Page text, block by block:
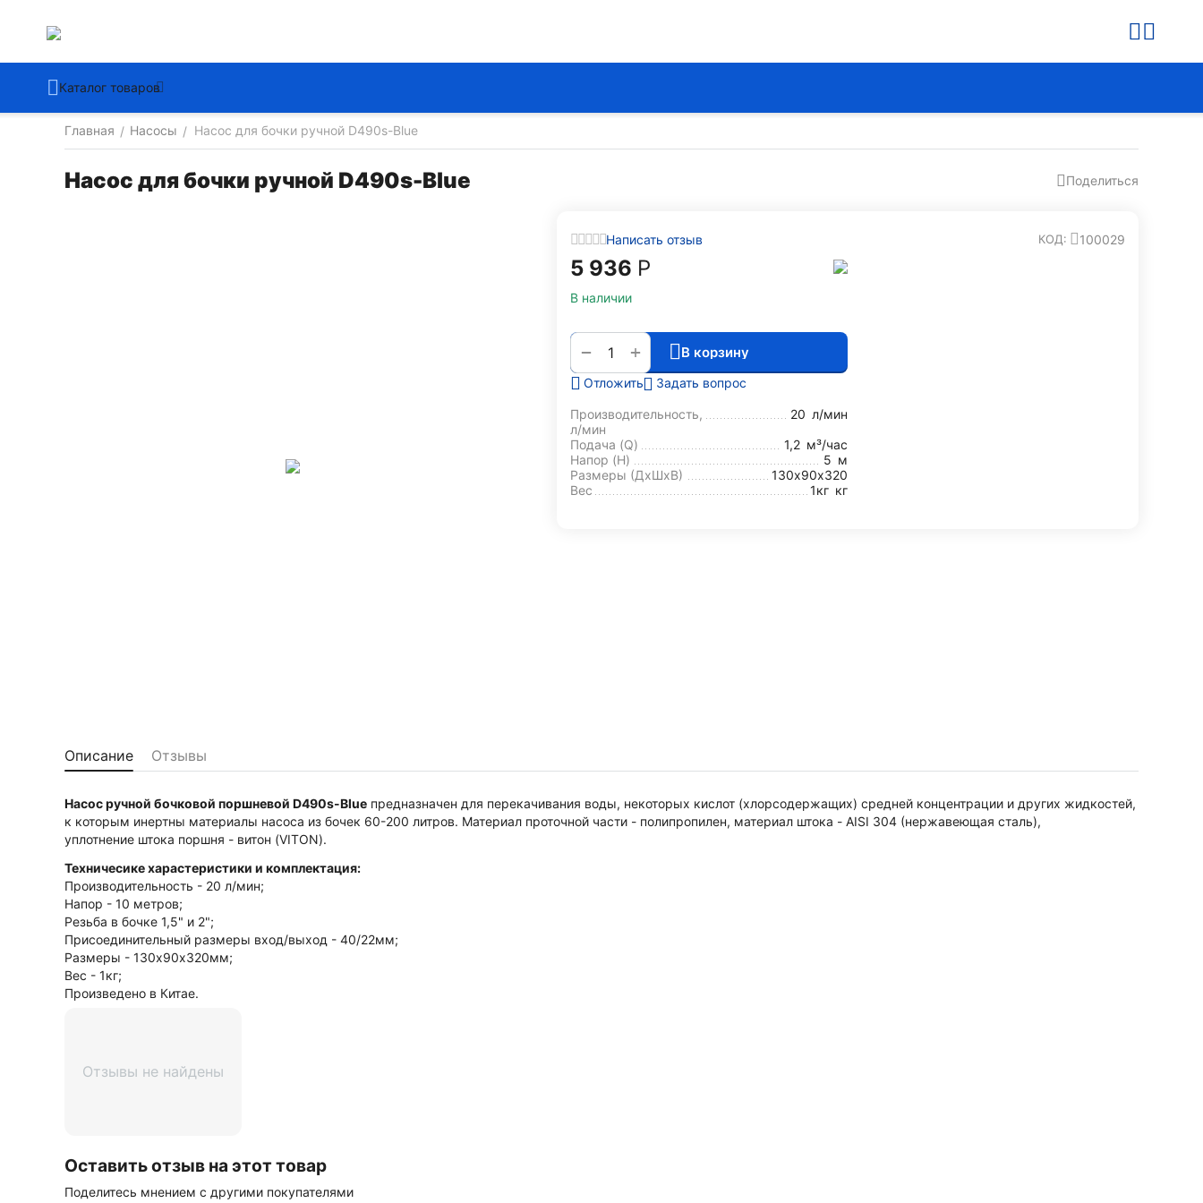
Каталог товаров
Главная / Насосы / Насос для бочки ручной D490s-Blue
Насос для бочки ручной D490s-Blue Поделиться
Написать отзыв КОД: 100029
5 936 Р
В наличии
+
− В корзину
Отложить Задать вопрос
Производительность,
л/мин
20 л/мин
Подача (Q)
1,2 м³/час
Напор (H)
5 м
Размеры (ДхШxВ)
130х90х320
Вес
1кг кг
Описание Отзывы
Насос ручной бочковой поршневой D490s-Blue предназначен для перекачивания воды, некоторых кислот (хлорсодержащих) средней концентрации и других жидкостей,
к которым инертны материалы насоса из бочек 60-200 литров. Материал проточной части - полипропилен, материал штока - AISI 304 (нержавеющая сталь),
уплотнение штока поршня - витон (VITON).
Техничесике харастеристики и комплектация:
Производительность - 20 л/мин;
Напор - 10 метров;
Резьба в бочке 1,5" и 2";
Присоединительный размеры вход/выход - 40/22мм;
Размеры - 130х90х320мм;
Вес - 1кг;
Произведено в Китае.
Отзывы не найдены
Оставить отзыв на этот товар
Поделитесь мнением с другими покупателями